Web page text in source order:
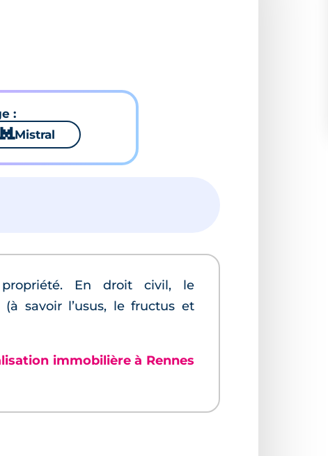
:
🐱 Mistral
En droit civil, le
savoir l’usus, le fructus et
immobilière à Rennes